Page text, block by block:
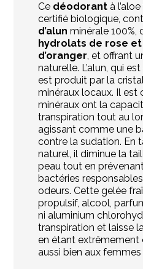
Ce déodorant à
certifié biologique,
d’alun minérale100%,
hydrolats de rose et
d’oranger,etoffrant
naturelle. L’alun,quiest
estproduitparla
minérauxlocaux. Ilest
minérauxontla
transpirationtoutau
agissantcommeune
contrelasudation. En
naturel,ildiminuela
peautouten
bactéries
odeurs. Cettegelée
propulsif,alcool,
nialuminium
transpirationetlaisse
enétantextrêmement
aussi bienaux